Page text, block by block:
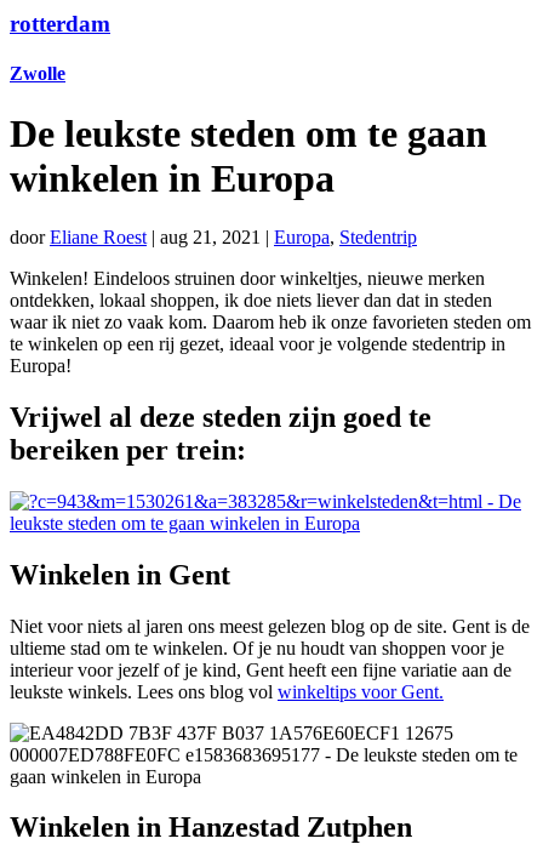
rotterdam
Zwolle
De leukste steden om te gaan
winkelen in Europa
doorEliane Roest | aug 21, 2021 | Europa, Stedentrip
Winkelen! Eindeloos struinen door winkeltjes, nieuwe merken
ontdekken, lokaal shoppen, ik doe niets liever dan dat in steden
waar ik niet zo vaak kom. Daarom heb ik onze favorieten steden om
te winkelen op een rij gezet, ideaal voor je volgende stedentrip in
Europa!
Vrijwel al deze steden zijn goed te
bereiken per trein:
Winkelen in Gent
Niet voor niets al jaren ons meest gelezen blog op de site. Gent is de
ultieme stad om te winkelen. Of je nu houdt van shoppen voor je
interieur voor jezelf of je kind, Gent heeft een fijne variatie aan de
leukste winkels. Lees ons blog vol winkeltips voor Gent.
Winkelen in Hanzestad Zutphen